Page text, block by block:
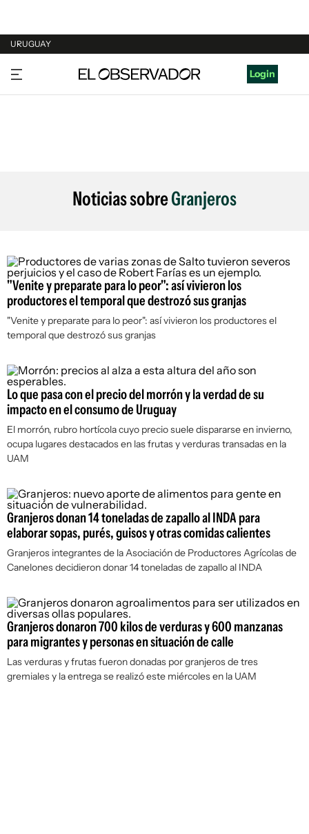
URUGUAY
URUGUAY
ARGENTINA
Login
Noticias sobreGranjeros
"Venite y preparate para lo peor": así vivieron los
productores el temporal que destrozó sus granjas
"Venite y preparate para lo peor": así vivieron los productores el
temporal que destrozó sus granjas
Lo que pasa con el precio del morrón y la verdad de su
impacto en el consumo de Uruguay
El morrón, rubro hortícola cuyo precio suele dispararse en invierno,
ocupa lugares destacados en las frutas y verduras transadas en la
UAM
Granjeros donan 14 toneladas de zapallo al INDA para
elaborar sopas, purés, guisos y otras comidas calientes
Granjeros integrantes de la Asociación de Productores Agrícolas de
Canelones decidieron donar 14 toneladas de zapallo al INDA
Granjeros donaron 700 kilos de verduras y 600 manzanas
para migrantes y personas en situación de calle
Las verduras y frutas fueron donadas por granjeros de tres
gremiales y la entrega se realizó este miércoles en la UAM